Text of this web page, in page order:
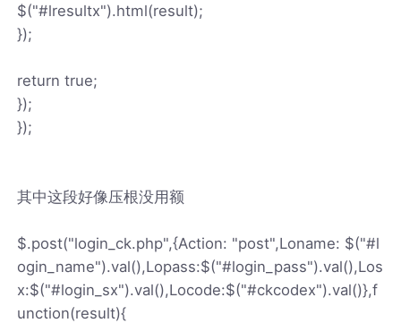
$("#lresultx").html(result);
});
return true;
});
});
其中这段好像压根没用额
$.post("login_ck.php",{Action: "post",Loname: $("#l
ogin_name").val(),Lopass:$("#login_pass").val(),Los
x:$("#login_sx").val(),Locode:$("#ckcodex").val()},f
unction(result){